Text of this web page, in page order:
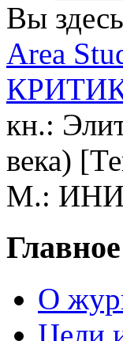
Вы
Area
кн.:
века)
М.:
О
Цели